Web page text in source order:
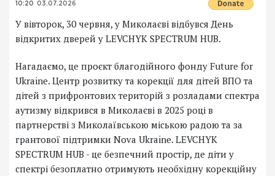
10:20 03.07.2026
У вівторок, 30 червня, у Миколаєві відбувся День
відкритих дверей у LEVCHYK SPECTRUM HUB.
Нагадаємо, це проєкт благодійного фонду Future for
Ukraine. Центр розвитку та корекції для дітей ВПО та
дітей з прифронтових територій з розладами спектра
аутизму відкрився в Миколаєві в 2025 році в
партнерстві з Миколаївською міською радою та за
грантової підтримки Nova Ukraine. LEVCHYK
SPECTRUM HUB - це безпечний простір, де діти у
спектрі безоплатно отримують необхідну корекційну